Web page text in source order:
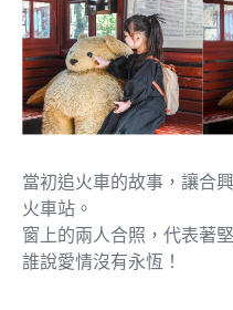
當初追火車的故事，讓合
火車站。
窗上的兩人合照，代表著
誰說愛情沒有永恆！